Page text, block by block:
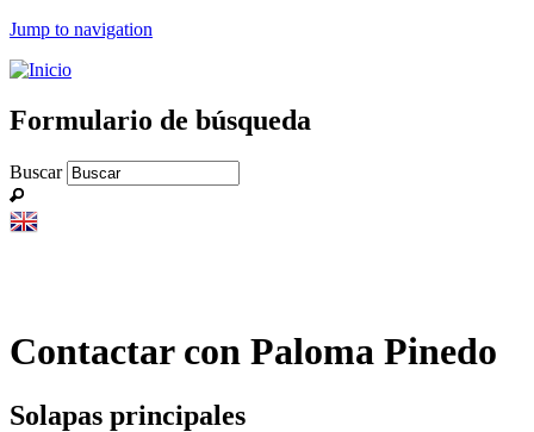
Jump to navigation
Formulario de búsqueda
Buscar
Contactar con Paloma Pinedo
Solapas principales